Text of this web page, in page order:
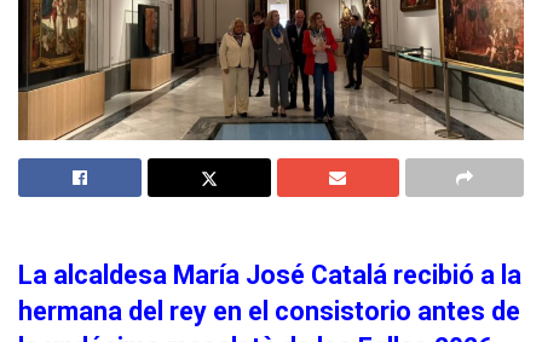
La alcaldesa María José Catalá recibió a la
hermana del rey en el consistorio antes de